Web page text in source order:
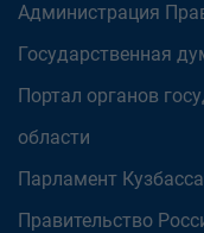
Администрация
Государственная
Портал органов
области
Парламент Кузбасса
Правительство